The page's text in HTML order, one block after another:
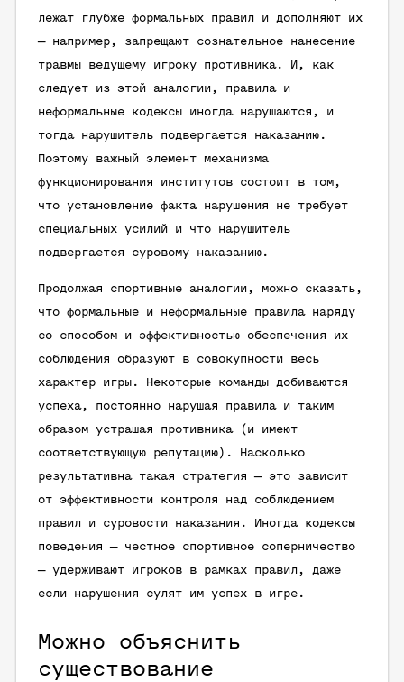
лежат глубже формальных правил и дополняют их
— например, запрещают сознательное нанесение
травмы ведущему игроку противника. И, как
следует из этой аналогии, правила и
неформальные кодексы иногда нарушаются, и
тогда нарушитель подвергается наказанию.
Поэтому важный элемент механизма
функционирования институтов состоит в том,
что установление факта нарушения не требует
специальных усилий и что нарушитель
подвергается суровому наказанию.
Продолжая спортивные аналогии, можно сказать,
что формальные и неформальные правила наряду
со способом и эффективностью обеспечения их
соблюдения образуют в совокупности весь
характер игры. Некоторые команды добиваются
успеха, постоянно нарушая правила и таким
образом устрашая противника (и имеют
соответствующую репутацию). Насколько
результативна такая стратегия — это зависит
от эффективности контроля над соблюдением
правил и суровости наказания. Иногда кодексы
поведения — честное спортивное соперничество
— удерживают игроков в рамках правил, даже
если нарушения сулят им успех в игре.
Можно объяснить
существование